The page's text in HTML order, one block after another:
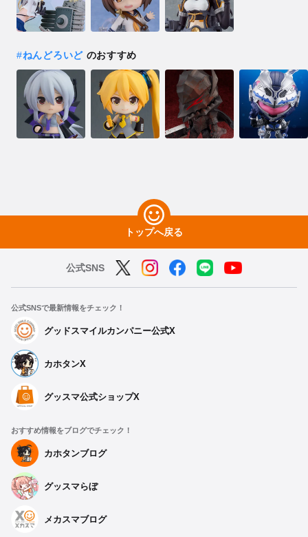
#ねんどろいどのおすすめ
トップへ戻る
公式SNS
公式SNSで最新情報をチェック！
グッドスマイルカンパニー公式X
カホタンX
グッスマ公式ショップX
おすすめ情報をブログでチェック！
カホタンブログ
グッスマらぼ
メカスマブログ